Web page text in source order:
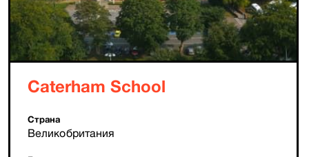
Caterham School
Страна
Великобритания